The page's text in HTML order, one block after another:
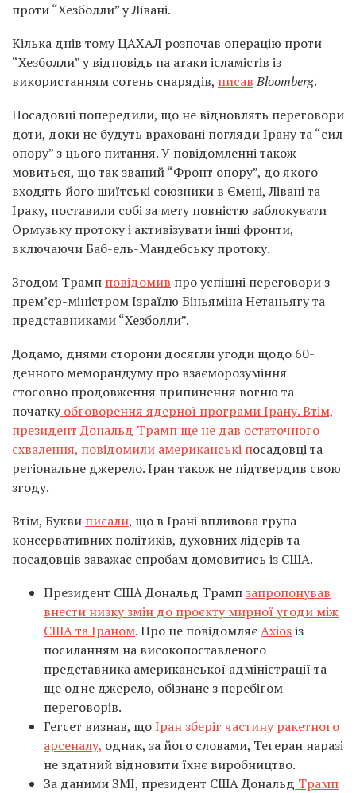
проти “Хезболли” у Лівані.
Кілька днів тому ЦАХАЛ розпочав операцію проти
“Хезболли” у відповідь на атаки ісламістів із
використанням сотень снарядів, писавBloomberg.
Посадовці попередили, що не відновлять переговори
доти, доки не будуть враховані погляди Ірану та “сил
опору” з цього питання. У повідомленні також
мовиться, що так званий “Фронт опору”, до якого
входять його шиїтські союзники в Ємені, Лівані та
Іраку, поставили собі за мету повністю заблокувати
Ормузьку протоку і активізувати інші фронти,
включаючи Баб-ель-Мандебську протоку.
Згодом Трамп повідомив про успішні переговори з
прем’єр-міністром Ізраїлю Біньяміна Нетаньягу та
представниками “Хезболли”.
Додамо, днями сторони досягли угоди щодо 60-
денного меморандуму про взаєморозуміння
стосовно продовження припинення вогню та
початкуобговорення ядерної програми Ірану. Втім,
президент Дональд Трамп ще не дав остаточного
схвалення, повідомили американські посадовці та
регіональне джерело. Іран також не підтвердив свою
згоду.
Втім, Букви писали, що в Ірані впливова група
консервативних політиків, духовних лідерів та
посадовців заважає спробам домовитись із США.
Президент США Дональд Трампзапропонував
внести низку змін до проєкту мирної угоди між
США та Іраном. Про це повідомляєAxiosіз
посиланням на високопоставленого
представника американської адміністрації та
ще одне джерело, обізнане з перебігом
переговорів.
Гегсет визнав, щоІран зберіг частину ракетного
арсеналу, однак, за його словами, Тегеран наразі
не здатний відновити їхнє виробництво.
За даними ЗМІ, президент США Дональд Трамп